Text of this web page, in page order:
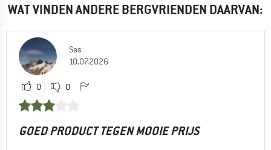
WAT VINDEN ANDERE BERGVRIENDEN DAARVAN:
Sas
10.07.2026
0 0
GOED PRODUCT TEGEN MOOIE PRIJS